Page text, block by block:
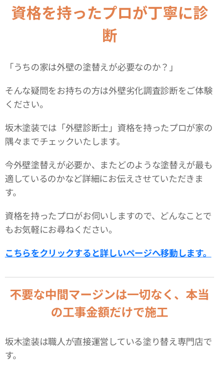
資格を持ったプロが丁寧に診
断
「うちの家は外壁の塗替えが必要なのか？」
そんな疑問をお持ちの方は外壁劣化調査診断をご体験
ください。
坂木塗装では「外壁診断士」資格を持ったプロが家の
隅々までチェックいたします。
今外壁塗替えが必要か、またどのような塗替えが最も
適しているのかなど詳細にお伝えさせていただきま
す。
資格を持ったプロがお伺いしますので、どんなことで
もお気軽にお尋ねください。
こちらをクリックすると詳しいページへ移動します。
不要な中間マージンは一切なく、本当
の工事金額だけで施工
坂木塗装は職人が直接運営している塗り替え専門店で
す。